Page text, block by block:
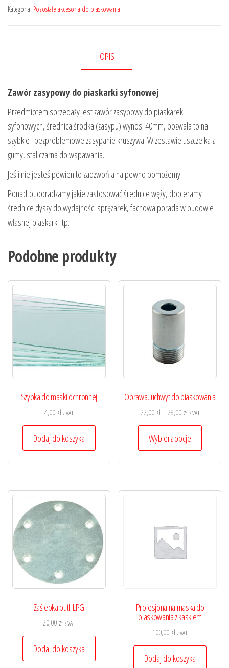
do
Kategoria: Pozostałe akcesoria do piaskowania
OPIS
Zawór zasypowy do piaskarki syfonowej
Przedmiotem sprzedaży jest zawór zasypowy do piaskarek
syfonowych, średnica środka (zasypu) wynosi 40mm, pozwala to na
szybkie i bezproblemowe zasypanie kruszywa. W zestawie uszczelka z
gumy, stal czarna do wspawania.
Jeśli nie jesteś pewien to zadzwoń a na pewno pomożemy.
Ponadto, doradzamy jakie zastosować średnice węży, dobieramy
średnice dyszy do wydajności sprężarek, fachowa porada w budowie
własnej piaskarki itp.
Podobne produkty
Szybka do maski ochronnej
4,00 zł z VAT
Dodaj do koszyka
Oprawa, uchwyt do piaskowania
22,00 zł–28,00 złZakres
cen:
od
22,00 zł
do
z VAT
Wybierz opcje
Ten
Zaślepka butli LPG
20,00 zł z VAT
Dodaj do koszyka
Profesjonalna maska do
piaskowania z kaskiem
100,00 zł z VAT
Dodaj do koszyka